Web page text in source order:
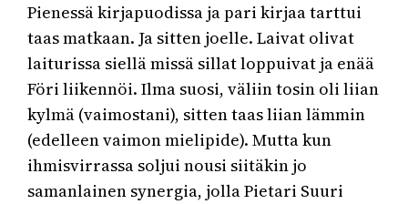
Pienessä kirjapuodissa ja pari kirjaa tarttui
taas matkaan. Ja sitten joelle. Laivat olivat
laiturissa siellä missä sillat loppuivat ja enää
Föri liikennöi. Ilma suosi, väliin tosin oli liian
kylmä (vaimostani), sitten taas liian lämmin
(edelleen vaimon mielipide). Mutta kun
ihmisvirrassa soljui nousi siitäkin jo
samanlainen synergia, jolla Pietari Suuri